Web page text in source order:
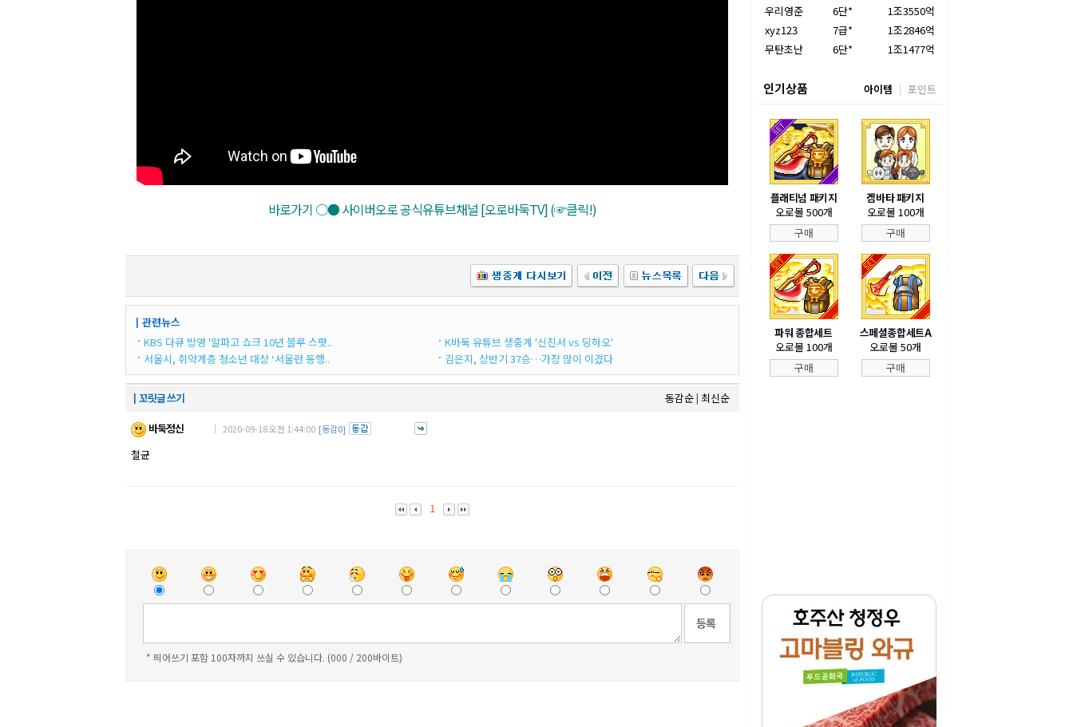
바로가기 ○● 사이버오로 공식유튜브채널 [오로바둑TV] (☞클릭!)
┃관련뉴스
KBS 다큐 방영 '알파고 쇼크 10년 블루 스팟..
서울시, 취약계층 청소년 대상 ‘서울런 동행..
K바둑 유튜브 생중계 '신진서 vs 딩하오'
김은지, 상반기 37승…가장 많이 이겼다
┃꼬릿글 쓰기 동감순| 최신순
바둑정신
｜ 2020-09-18 오전 1:44:00 [동감0]
철균
1
* 띄어쓰기 포함 100자까지 쓰실 수 있습니다. (000 / 200바이트)
우리영준
6단*
1조3550억
xyz123
7급*
1조2846억
무탄초난
6단* 1조1477억
인기상품 아이템 포인트
플래티넘 패키지
오로볼 500개
구매
겜바타 패키지
오로볼 100개
구매
파워 종합세트
오로볼 100개
구매
스페셜종합세트A
오로볼 50개
구매